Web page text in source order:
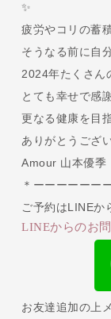
✨
疲労やコリの蓄
そうなる前に自
2024年たくさん
とても幸せで感
更なる健康を目
ありがとうござい
Amour 山本優季
＊ーーーーーー
ご予約はLINEか
LINEからのお
お友達追加の上